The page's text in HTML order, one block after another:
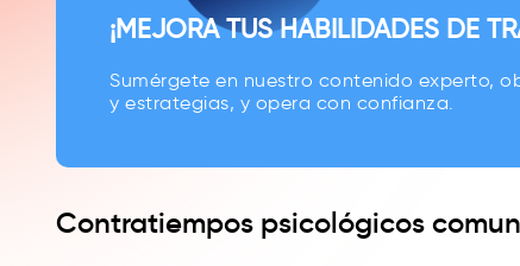
¡MEJORA TUS HABILIDADES DE
Sumérgete en nuestro contenido experto,
y estrategias, y opera con confianza.
Contratiempos psicológicos